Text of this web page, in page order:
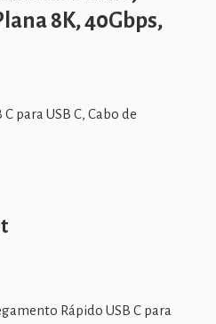
8K, 40Gbps,
para USB C, Cabo de
Rápido USB C para